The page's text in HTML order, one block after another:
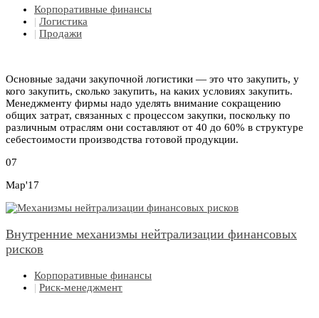
Корпоративные финансы
| Логистика
| Продажи
Основные задачи закупочной логистики — это что закупить, у
кого закупить, сколько закупить, на каких условиях закупить.
Менеджменту фирмы надо уделять внимание сокращению
общих затрат, связанных с процессом закупки, поскольку по
различным отраслям они составляют от 40 до 60% в структуре
себестоимости производства готовой продукции.
07
Мар'17
Внутренние механизмы нейтрализации финансовых
рисков
Корпоративные финансы
| Риск-менеджмент